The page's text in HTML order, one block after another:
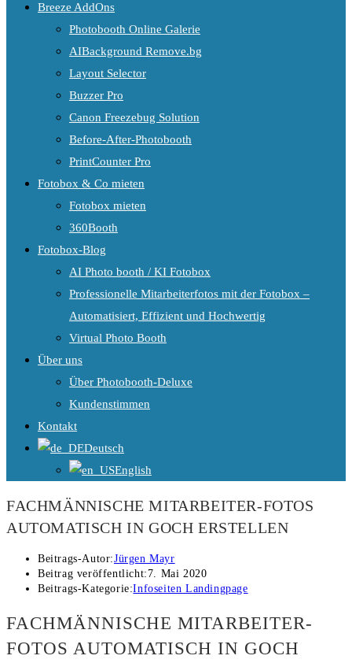
Breeze AddOns
Photobooth Online Galerie
AIBackground Remove.bg
Layout Selector
Buzzer Pro
Canon Freezebug Solution
Before-After-Photobooth
PrintCounter Pro
Fotobox & Co mieten
Fotobox mieten
360Booth
Fotobox-Blog
AI Photo booth / KI Fotobox
Professionelle Mitarbeiterfotos mit der Fotobox –
Automatisiert, Effizient und Hochwertig
Virtual Photo Booth
Über uns
Über Photobooth-Deluxe
Kundenstimmen
Kontakt
Deutsch
English
FACHMÄNNISCHE MITARBEITER-FOTOS
AUTOMATISCH IN GOCH ERSTELLEN
Beitrags-Autor:Jürgen Mayr
Beitrag veröffentlicht: 7. Mai 2020
Beitrags-Kategorie:Infoseiten Landingpage
FACHMÄNNISCHE MITARBEITER-
FOTOS AUTOMATISCH IN GOCH